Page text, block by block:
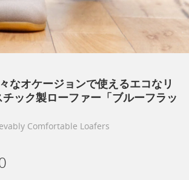
なオケージョンで使えるエコなリ
ック製ローファー「ブルーフラッ
Comfortable Loafers